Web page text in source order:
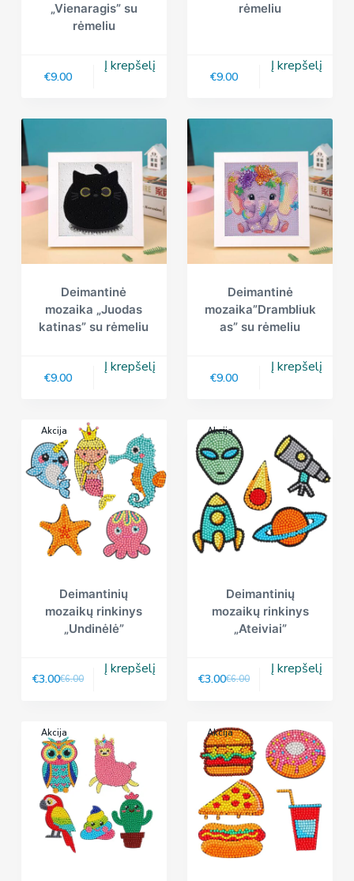
„Vienaragis” su
rėmeliu
€9.00
Į krepšelį
rėmeliu
€9.00
Į krepšelį
Deimantinė
mozaika „Juodas
katinas” su rėmeliu
€9.00
Į krepšelį
Deimantinė
mozaika”Drambliuk
as” su rėmeliu
€9.00
Į krepšelį
Akcija
Deimantinių
mozaikų rinkinys
„Undinėlė”
€6.00
€3.00
Į krepšelį
Akcija
Deimantinių
mozaikų rinkinys
„Ateiviai”
€6.00
€3.00
Į krepšelį
Akcija Akcija